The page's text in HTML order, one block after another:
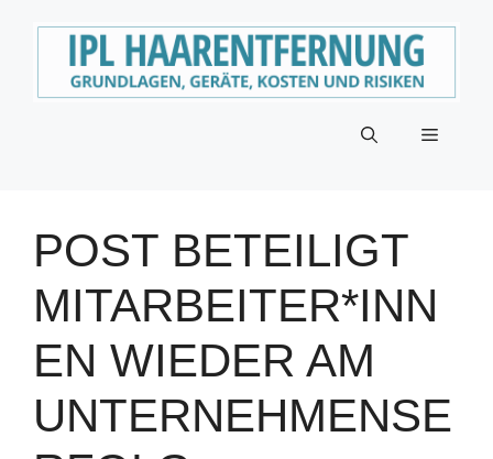
Menü
POST BETEILIGT
MITARBEITER*INN
EN WIEDER AM
UNTERNEHMENSE